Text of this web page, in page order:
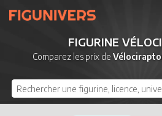
UNIVERS
LICENCES
DERNIERS
FIGURINE
Comparez les prix de